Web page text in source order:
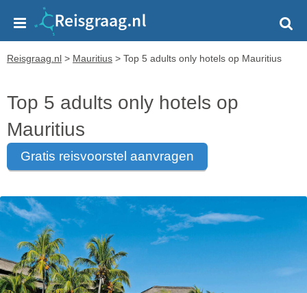
Reisgraag.nl > Mauritius > Top 5 adults only hotels op Mauritius
Top 5 adults only hotels op
Mauritius
gratis reisvoorstel aanvragen